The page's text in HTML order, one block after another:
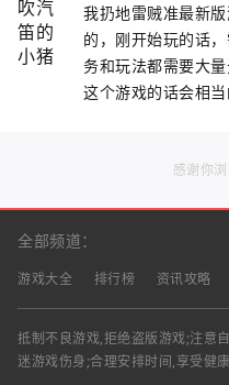
我扔地雷贼准最新
的，刚开始玩的话
务和玩法都需要大
这个游戏的话会相
感谢你
全部频道：
游戏大全 排行榜 资讯攻略
抵制不良游戏,拒绝盗版游戏;注意
迷游戏伤身;合理安排时间,享受健